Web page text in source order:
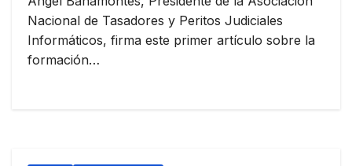
Nacional de Tasadores y Peritos Judiciales
Informáticos, firma este primer artículo sobre la
formación…